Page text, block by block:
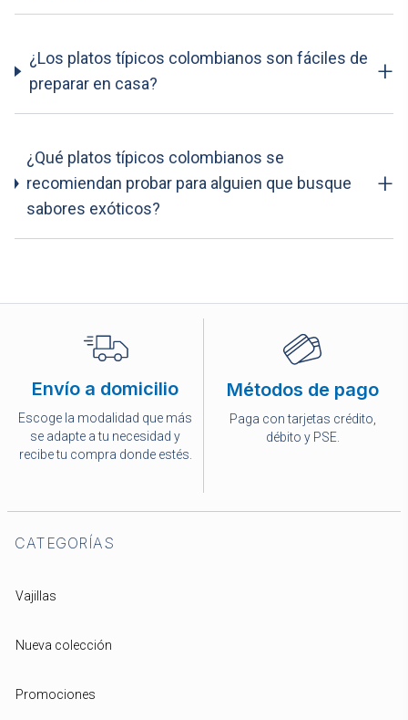
¿Los platos típicos colombianos son fáciles de
preparar en casa?
+
¿Qué platos típicos colombianos se
recomiendan probar para alguien que busque
sabores exóticos?
+
Envío a domicilio
Escoge la modalidad que más
se adapte a tu necesidad y
recibe tu compra donde estés.
Métodos de pago
Paga con tarjetas crédito,
débito y PSE.
CATEGORÍAS
Vajillas
Nueva colección
Promociones